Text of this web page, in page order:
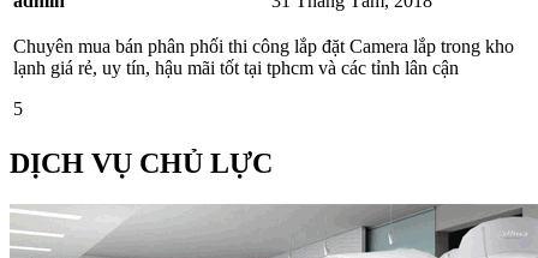
Chuyên mua bán phân phối thi công lắp đặt Camera lắp trong kho
lạnh giá rẻ, uy tín, hậu mãi tốt tại tphcm và các tỉnh lân cận
5
DỊCH VỤ CHỦ LỰC